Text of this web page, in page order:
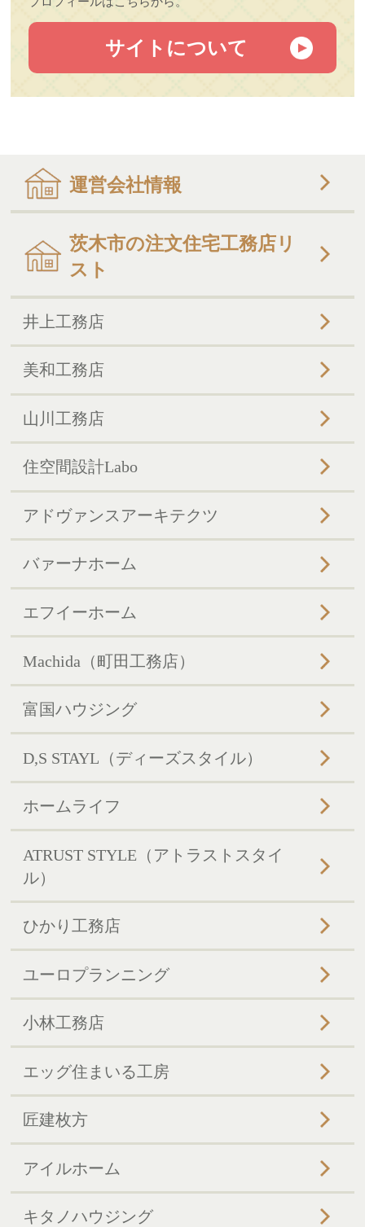
サイトについて
運営会社情報
茨木市の注文住宅工務店リ
スト
井上工務店
美和工務店
山川工務店
住空間設計Labo
アドヴァンスアーキテクツ
バァーナホーム
エフイーホーム
Machida（町田工務店）
富国ハウジング
D,S STAYL（ディーズスタイル）
ホームライフ
ATRUST STYLE（アトラストスタイ
ル）
ひかり工務店
ユーロプランニング
小林工務店
エッグ住まいる工房
匠建枚方
アイルホーム
キタノハウジング